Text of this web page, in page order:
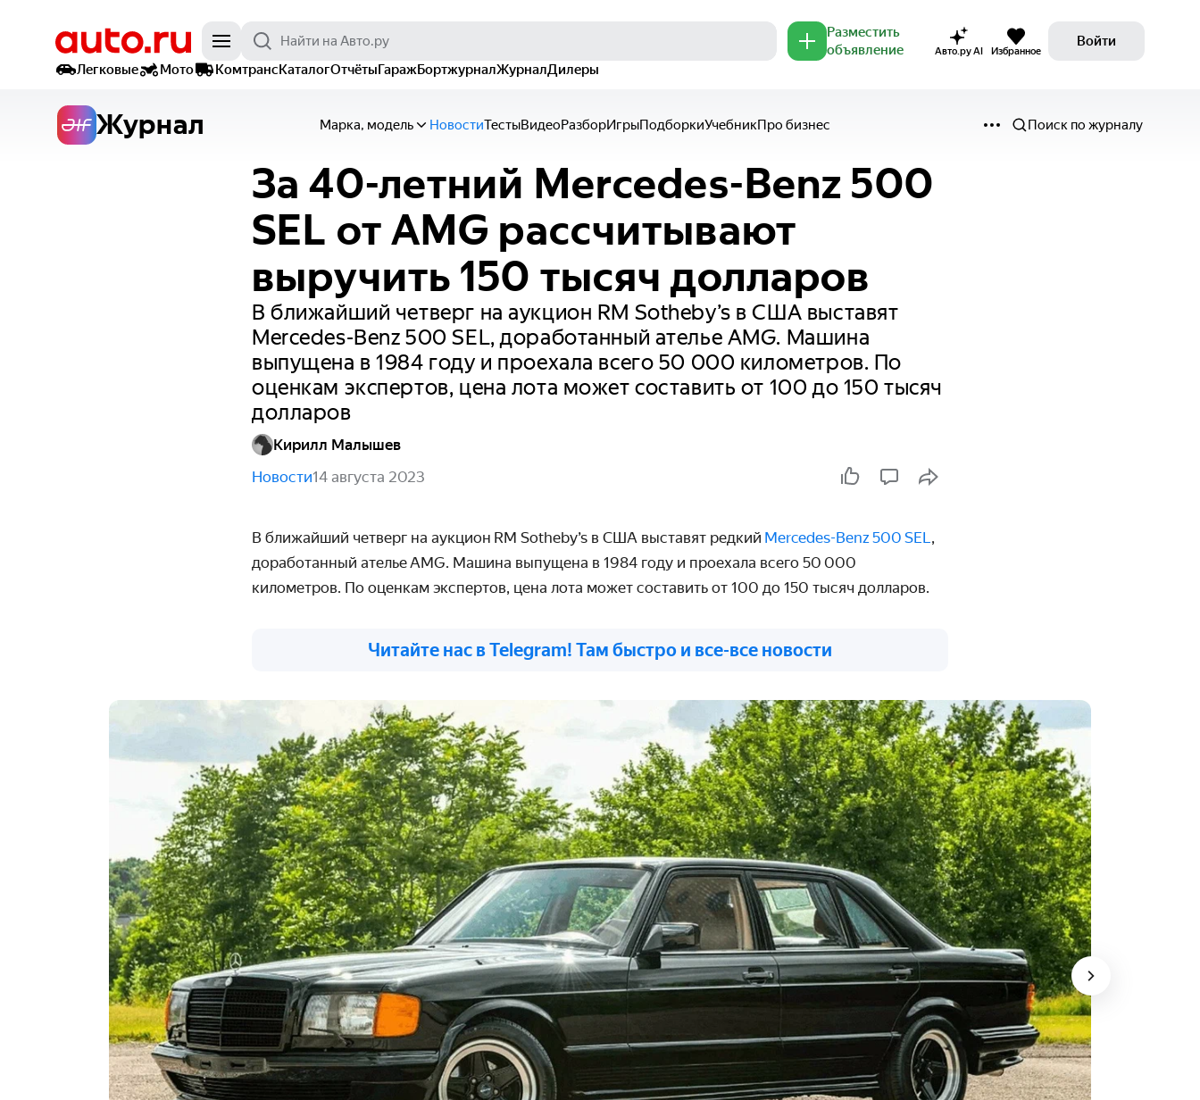
Разместить
объявление
Авто.ру AI Избранное
Войти
Легковые
Мото КомтрансКаталогОтчётыГаражБортжурналЖурналДилеры
Журнал Марка, модель НовостиТестыВидеоРазборИгрыПодборкиУчебникПро бизнес Поиск по журналу
За 40-летний Mercedes-Benz 500
SEL от AMG рассчитывают
выручить 150 тысяч долларов
В ближайший четверг на аукцион RM Sotheby’s в США выставят
Mercedes-Benz 500 SEL, доработанный ателье AMG. Машина
выпущена в 1984 году и проехала всего 50 000 километров. По
оценкам экспертов, цена лота может составить от 100 до 150 тысяч
долларов
Кирилл Малышев
Новости14 августа 2023
В ближайший четверг на аукцион RM Sotheby’s в США выставят редкий Mercedes-Benz 500 SEL,
доработанный ателье AMG. Машина выпущена в 1984 году и проехала всего 50 000
километров. По оценкам экспертов, цена лота может составить от 100 до 150 тысяч долларов.
Читайте нас в Telegram! Там быстро и все-все новости